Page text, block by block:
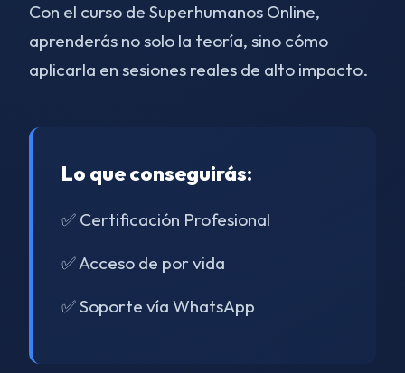
Con el curso de Superhumanos Online,
aprenderás no solo la teoría, sino cómo
aplicarla en sesiones reales de alto impacto.
Lo que conseguirás:
✅ Certificación Profesional
✅ Acceso de por vida
✅ Soporte vía WhatsApp